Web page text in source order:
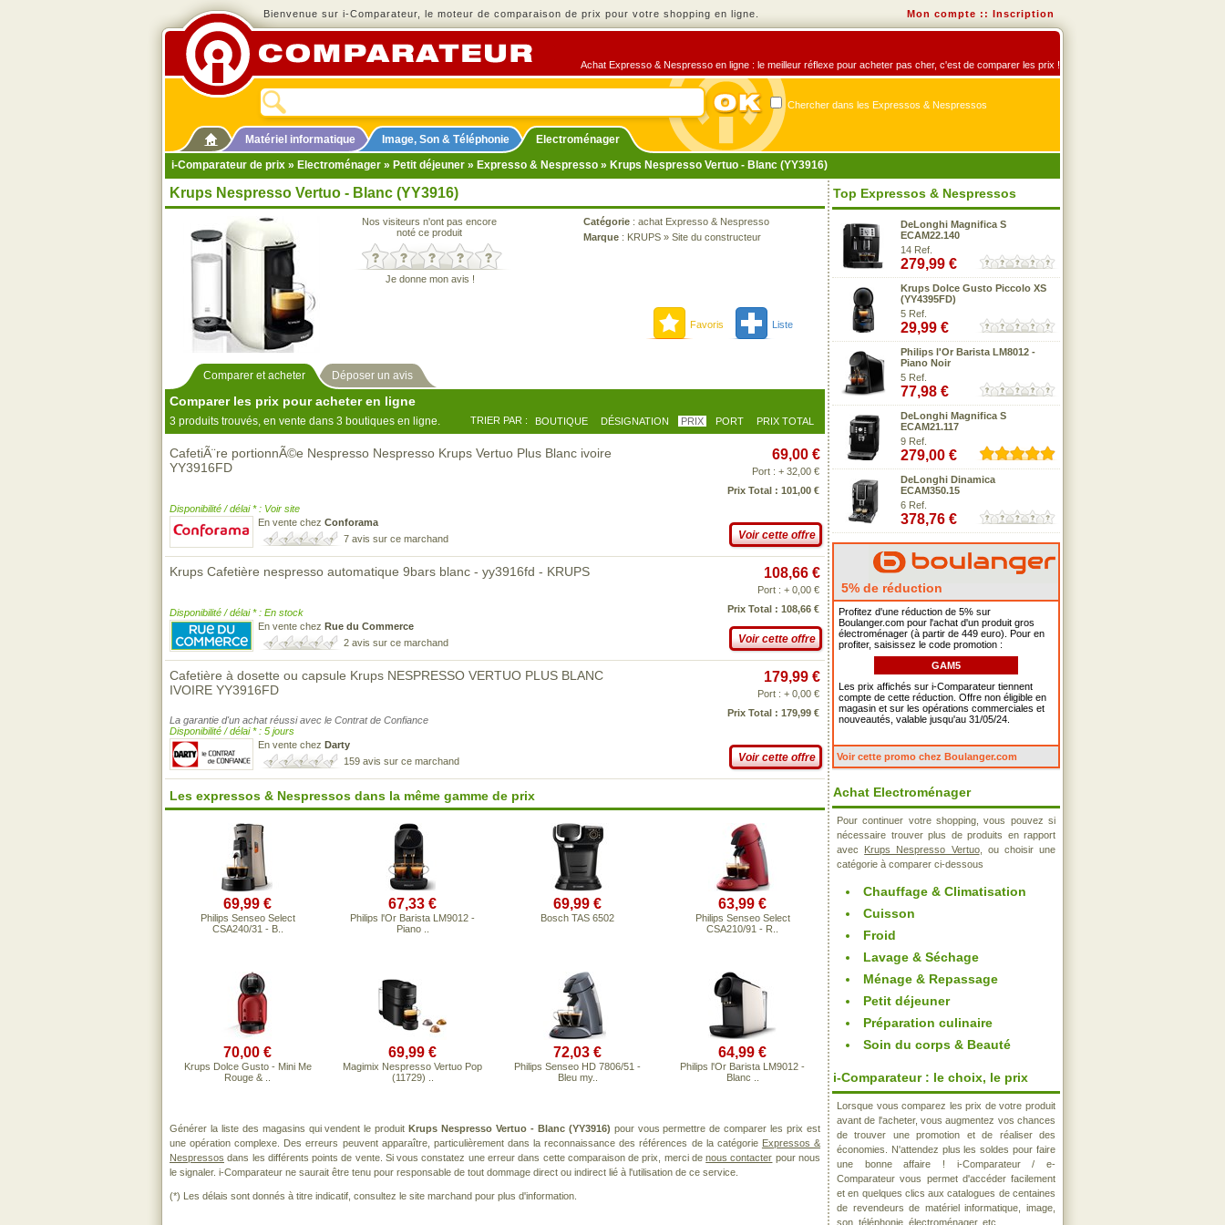
Bienvenue sur i-Comparateur, le moteur de comparaison de prix pour votre shopping en ligne. Mon compte :: Inscription
Achat Expresso & Nespresso en ligne : le meilleur réflexe pour acheter pas cher, c'est de comparer les prix !
Chercher dans les Expressos & Nespressos
Matériel informatique Image, Son & Téléphonie
Electroménager
i-Comparateur de prix » Electroménager » Petit déjeuner » Expresso & Nespresso » Krups Nespresso Vertuo - Blanc (YY3916)
Krups Nespresso Vertuo - Blanc (YY3916)
Nos visiteurs n'ont pas encore
noté ce produit
Je donne mon avis !
Catégorie : achat Expresso & Nespresso
Marque : KRUPS » Site du constructeur
Favoris Liste
Comparer et acheter Déposer un avis
Comparer les prix pour acheter en ligne
3 produits trouvés, en vente dans 3 boutiques en ligne. TRIER PAR : BOUTIQUE DÉSIGNATION PRIX PORT PRIX TOTAL
CafetiÃ¨re portionnÃ©e Nespresso Nespresso Krups Vertuo Plus Blanc ivoire
YY3916FD
Disponibilité / délai * : Voir site
En vente chez Conforama
7 avis sur ce marchand
69,00 €
Port : + 32,00 €
Prix Total : 101,00 €
Voir cette offre
Krups Cafetière nespresso automatique 9bars blanc - yy3916fd - KRUPS
Disponibilité / délai * : En stock
En vente chez Rue du Commerce
2 avis sur ce marchand
108,66 €
Port : + 0,00 €
Prix Total : 108,66 €
Voir cette offre
Cafetière à dosette ou capsule Krups NESPRESSO VERTUO PLUS BLANC
IVOIRE YY3916FD
La garantie d'un achat réussi avec le Contrat de Confiance
Disponibilité / délai * : 5 jours
En vente chez Darty
159 avis sur ce marchand
179,99 €
Port : + 0,00 €
Prix Total : 179,99 €
Voir cette offre
Les expressos & Nespressos dans la même gamme de prix
69,99 €
Philips Senseo Select
CSA240/31 - B..
67,33 €
Philips l'Or Barista LM9012 -
Piano ..
69,99 €
Bosch TAS 6502
63,99 €
Philips Senseo Select
CSA210/91 - R..
70,00 €
Krups Dolce Gusto - Mini Me
Rouge & ..
69,99 €
Magimix Nespresso Vertuo Pop
(11729) ..
72,03 €
Philips Senseo HD 7806/51 -
Bleu my..
64,99 €
Philips l'Or Barista LM9012 -
Blanc ..
Générer la liste des magasins qui vendent le produitKrups Nespresso Vertuo - Blanc (YY3916) pour vous permettre de comparer les prix est
une opération complexe. Des erreurs peuvent apparaître, particulièrement dans la reconnaissance des références de la catégorie Expressos &
Nespressos dans les différents points de vente. Si vous constatez une erreur dans cette comparaison de prix, merci denous contacter pour nous
le signaler. i-Comparateur ne saurait être tenu pour responsable de tout dommage direct ou indirect lié à l'utilisation de ce service.
(*) Les délais sont donnés à titre indicatif, consultez le site marchand pour plus d'information.
Top Expressos & Nespressos
DeLonghi Magnifica S
ECAM22.140
14 Ref.
279,99 €
Krups Dolce Gusto Piccolo XS
(YY4395FD)
5 Ref.
29,99 €
Philips l'Or Barista LM8012 -
Piano Noir
5 Ref.
77,98 €
DeLonghi Magnifica S
ECAM21.117
9 Ref.
279,00 €
DeLonghi Dinamica
ECAM350.15
6 Ref.
378,76 €
5% de réduction
Profitez d'une réduction de 5% sur
Boulanger.com pour l'achat d'un produit gros
électroménager (à partir de 449 euro). Pour en
profiter, saisissez le code promotion :
GAM5
Les prix affichés sur i-Comparateur tiennent
compte de cette réduction. Offre non éligible en
magasin et sur les opérations commerciales et
nouveautés, valable jusqu'au 31/05/24.
Voir cette promo chez Boulanger.com
Achat Electroménager
Pour continuer votre shopping, vous pouvez si
nécessaire trouver plus de produits en rapport
avec Krups Nespresso Vertuo, ou choisir une
catégorie à comparer ci-dessous
Chauffage & Climatisation
Cuisson
Froid
Lavage & Séchage
Ménage & Repassage
Petit déjeuner
Préparation culinaire
Soin du corps & Beauté
i-Comparateur : le choix, le prix
Lorsque vous comparez les prix de votre produit
avant de l'acheter, vous augmentez vos chances
de trouver une promotion et de réaliser des
économies. N'attendez plus les soldes pour faire
une bonne affaire ! i-Comparateur / e-
Comparateur vous permet d'accéder facilement
et en quelques clics aux catalogues de centaines
de revendeurs de matériel informatique, image,
son, téléphonie, électroménager, etc..